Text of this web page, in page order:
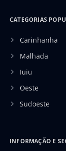
CATEGORIAS
Carinhanha
Malhada
Iuiu
Oeste
Sudoeste
INFORMAÇÃO E